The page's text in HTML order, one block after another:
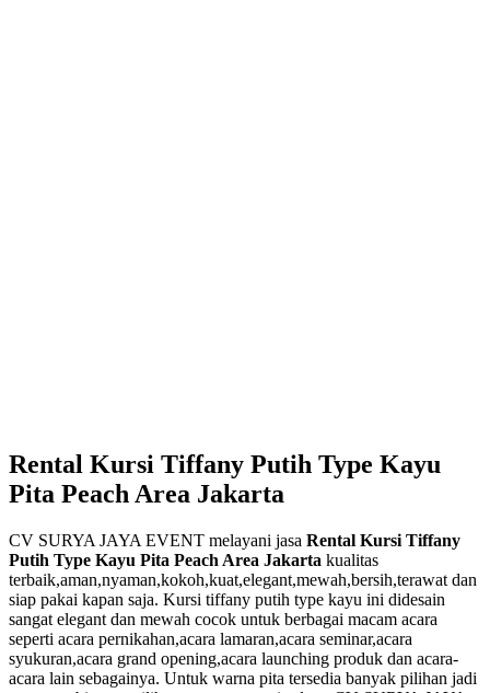
Rental Kursi Tiffany Putih Type Kayu
Pita Peach Area Jakarta
CV SURYA JAYA EVENT melayani jasa Rental Kursi Tiffany
Putih Type Kayu Pita Peach Area Jakarta kualitas
terbaik,aman,nyaman,kokoh,kuat,elegant,mewah,bersih,terawat dan
siap pakai kapan saja. Kursi tiffany putih type kayu ini didesain
sangat elegant dan mewah cocok untuk berbagai macam acara
seperti acara pernikahan,acara lamaran,acara seminar,acara
syukuran,acara grand opening,acara launching produk dan acara-
acara lain sebagainya. Untuk warna pita tersedia banyak pilihan jadi